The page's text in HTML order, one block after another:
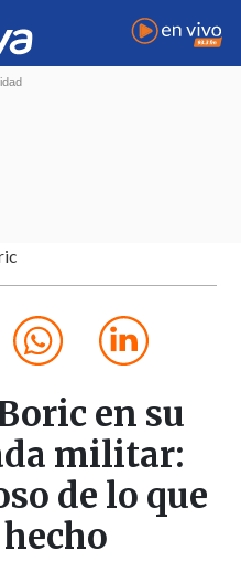
en su
militar:
de lo que